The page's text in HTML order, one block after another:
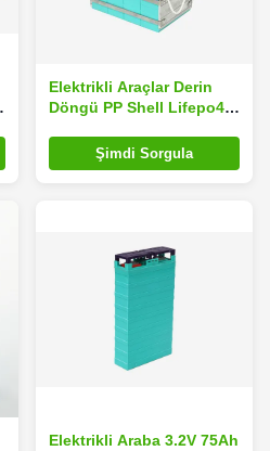
Elektrikli Araçlar Derin
Döngü PP Shell Lifepo4
Şimdi Sorgula
Elektrikli Araba 3.2V 75Ah